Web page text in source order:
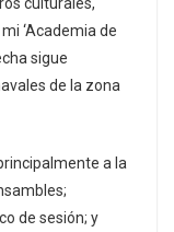
‘Academia de
sigue
de la zona
a la
de sesión; y